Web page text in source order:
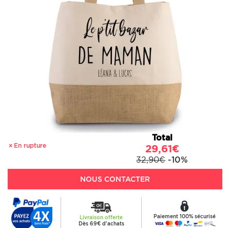
En rupture
Total
29,61€
32,90€ -10%
NOUS CONTACTER
Livraison offerte
Dès 69€ d'achats
Paiement 100% sécurisé